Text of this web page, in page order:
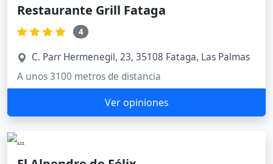
Restaurante Grill Fataga
4
C. Parr Hermenegil, 23, 35108 Fataga, Las Palmas
A unos 3100 metros de distancia
Ver opiniones